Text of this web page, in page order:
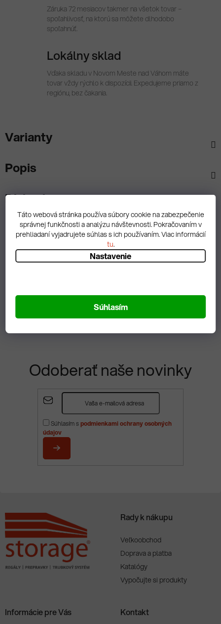
Táto webová stránka používa súbory cookie na zabezpečenie
správnej funkčnosti a analýzu návštevnosti. Pokračovaním v
prehliadaní vyjadrujete súhlas s ich používaním. Viac informácií
tu.
Nastavenie
Súhlasím
Záruka 72 mesiacov takmer na všetok tovar –
spoľahlivosť, na ktorú sa môžete dlhodobo
spoľahnúť.
Lokálny sklad
Vďaka skladu v Novom Meste nad Váhom máte
tovar vždy rýchlo k dispozícii. Expedujeme priamo z
regiónu, bez čakania.
Varianty
Popis
Diskusia
Spätná väzba
Zobrazit hodnotenie
Odoberať naše novinky
Súhlasím spodmienkami ochrany osobných
údajov
PRIHLÁSIŤ
Rady k nákupu
Veľkoobchod
Doprava a platba
Katalógy
Vypočujte si produkty
Informácie pre Vás Kontakt